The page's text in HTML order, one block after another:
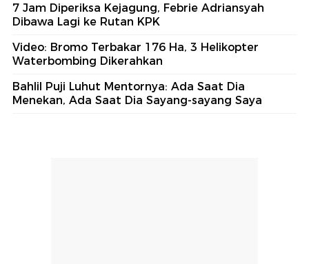
7 Jam Diperiksa Kejagung, Febrie Adriansyah
Dibawa Lagi ke Rutan KPK
Video: Bromo Terbakar 176 Ha, 3 Helikopter
Waterbombing Dikerahkan
Bahlil Puji Luhut Mentornya: Ada Saat Dia
Menekan, Ada Saat Dia Sayang-sayang Saya